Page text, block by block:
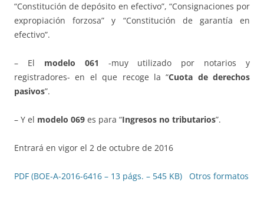
“Constitución de depósito en efectivo”, “Consignaciones por
expropiación forzosa” y “Constitución de garantía en
efectivo”.
– El modelo 061 -muy utilizado por notarios y
registradores- en el que recoge la “Cuota de derechos
pasivos”.
– Y el modelo 069 es para “Ingresos no tributarios”.
Entrará en vigor el 2 de octubre de 2016
PDF (BOE-A-2016-6416 – 13 págs. – 545 KB) Otros formatos